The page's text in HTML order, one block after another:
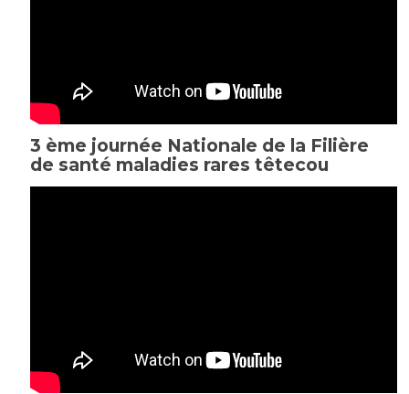
3 ème journée Nationale de la Filière
de santé maladies rares têtecou